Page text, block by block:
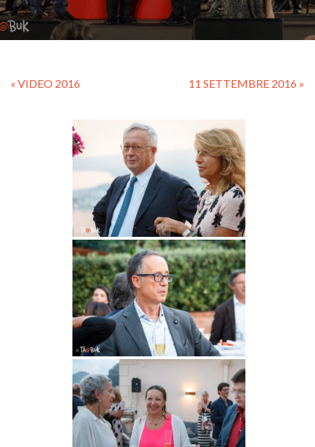
« VIDEO 2016 11 SETTEMBRE 2016 »